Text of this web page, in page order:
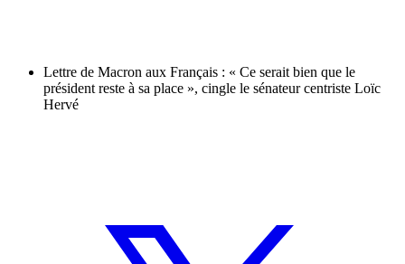
Lettre de Macron aux Français : « Ce serait bien que le
président reste à sa place », cingle le sénateur centriste Loïc
Hervé